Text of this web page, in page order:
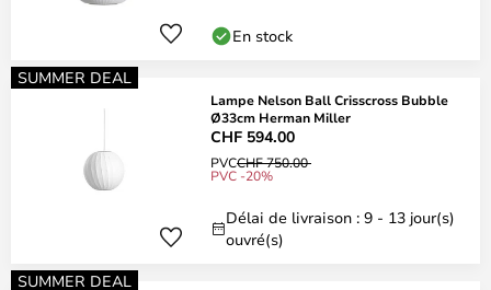
En stock
SUMMER DEAL
Lampe Nelson Ball Crisscross Bubble
Ø33cm Herman Miller
CHF 594.00
PVCCHF 750.00
PVC -20%
Délai de livraison : 9 - 13 jour(s)
ouvré(s)
SUMMER DEAL